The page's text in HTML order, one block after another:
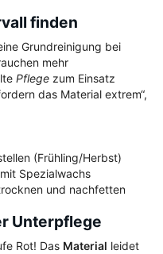
finden
Grundreinigung bei
mehr
Pflege zum Einsatz
das Material extrem“,
(Frühling/Herbst)
Spezialwachs
und nachfetten
Unterpflege
Rot! Das Material leidet